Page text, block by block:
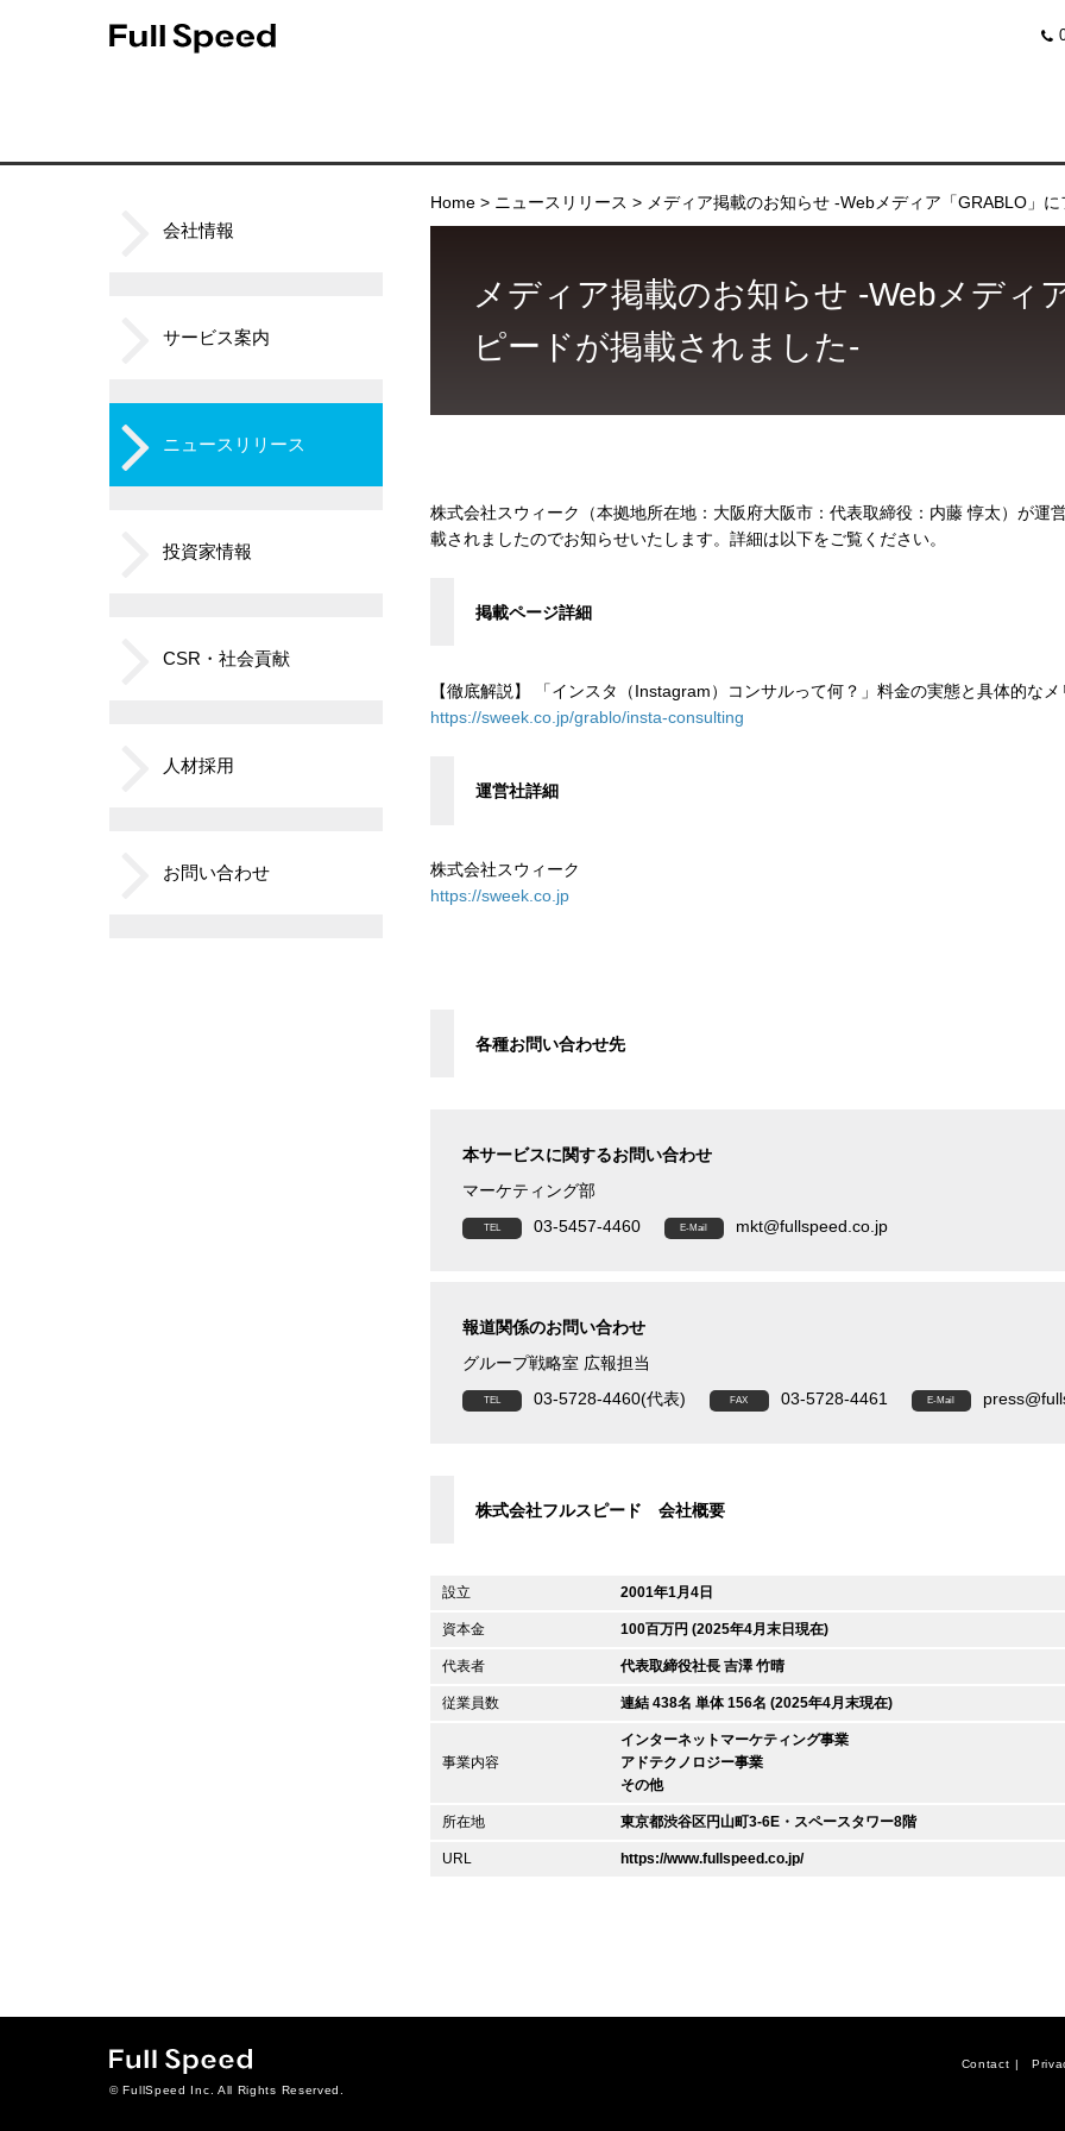
Home ニュースリリース メディア掲載のお知らせ -Webメディア「GRABLO」
メディア掲載のお知らせ -Webメディ
ピードが掲載されました-
株式会社スウィーク（本拠地所在地：大阪府大阪市：代表取締役：内藤 惇太）が運
載されましたのでお知らせいたします。詳細は以下をご覧ください。
掲載ページ詳細
【徹底解説】 「インスタ（Instagram）コンサルって何？」料金の実態と具体的なメ
https://sweek.co.jp/grablo/insta-consulting
運営社詳細
株式会社スウィーク
https://sweek.co.jp
各種お問い合わせ先
本サービスに関するお問い合わせ
マーケティング部
03-5457-4460
mkt@fullspeed.co.jp
報道関係のお問い合わせ
グループ戦略室 広報担当
03-5728-4460(代表)
03-5728-4461
株式会社フルスピード 会社概要
設立 2001年1月4日
資本金 100百万円 (2025年4月末日現在)
代表者 代表取締役社長 吉澤 竹晴
従業員数 連結 438名 単体 156名 (2025年4月末現在)
事業内容
インターネットマーケティング事業
アドテクノロジー事業
その他
所在地 東京都渋谷区円山町3-6E・スペースタワー8階
URL https://www.fullspeed.co.jp/
会社情報
サービス案内
ニュースリリース
投資家情報
CSR・社会貢献
人材採用
お問い合わせ
Contact
© FullSpeed Inc. All Rights Reserved.